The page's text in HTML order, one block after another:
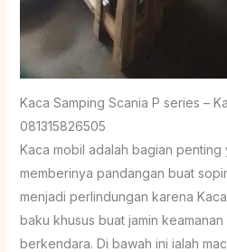
Kaca Samping Scania P series –
081315826505
Kaca mobil adalah bagian penting
memberinya pandangan buat
menjadi perlindungan karena
baku khusus buat jamin
berkendara. Di bawah ini ialah